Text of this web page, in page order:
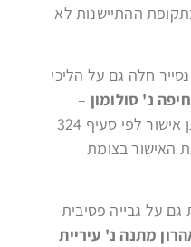
ההתיישנות לא
חלה גם על הליכי
נ' סולומון –
כלומר, העירייה לא יכולה לעכב מתן אישור לפי סעיף 324
האישור בצומת
גם על גבייה פסיבית
מתנה נ' עיריית